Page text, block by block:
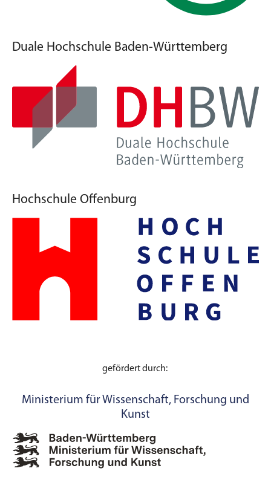
Duale Hochschule Baden-Württemberg
Hochschule Offenburg
gefördert durch:
Ministerium für Wissenschaft, Forschung und
Kunst